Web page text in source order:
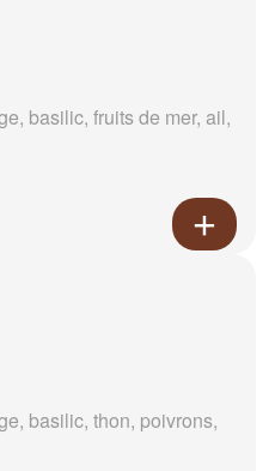
basilic, fruits de mer, ail,
basilic, thon, poivrons,